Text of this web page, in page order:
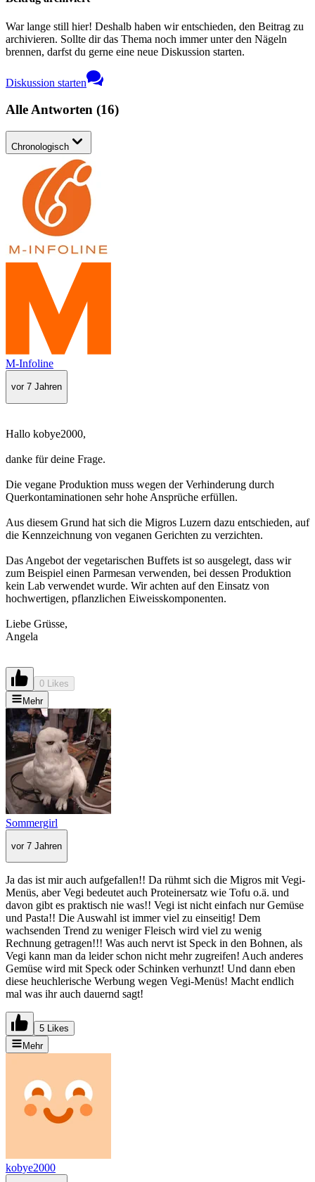
War lange still hier! Deshalb haben wir entschieden, den Beitrag zu
archivieren. Sollte dir das Thema noch immer unter den Nägeln
brennen, darfst du gerne eine neue Diskussion starten.
Diskussion starten
Alle Antworten (16)
Chronologisch
M-Infoline
vor 7 Jahren
Hallo kobye2000,
danke für deine Frage.
Die vegane Produktion muss wegen der Verhinderung durch
Querkontaminationen sehr hohe Ansprüche erfüllen.
Aus diesem Grund hat sich die Migros Luzern dazu entschieden, auf
die Kennzeichnung von veganen Gerichten zu verzichten.
Das Angebot der vegetarischen Buffets ist so ausgelegt, dass wir
zum Beispiel einen Parmesan verwenden, bei dessen Produktion
kein Lab verwendet wurde. Wir achten auf den Einsatz von
hochwertigen, pflanzlichen Eiweisskomponenten.
Liebe Grüsse,
Angela
0 Likes
Mehr
Sommergirl
vor 7 Jahren
Ja das ist mir auch aufgefallen!! Da rühmt sich die Migros mit Vegi-
Menüs, aber Vegi bedeutet auch Proteinersatz wie Tofu o.ä. und
davon gibt es praktisch nie was!! Vegi ist nicht einfach nur Gemüse
und Pasta!! Die Auswahl ist immer viel zu einseitig! Dem
wachsenden Trend zu weniger Fleisch wird viel zu wenig
Rechnung getragen!!! Was auch nervt ist Speck in den Bohnen, als
Vegi kann man da leider schon nicht mehr zugreifen! Auch anderes
Gemüse wird mit Speck oder Schinken verhunzt! Und dann eben
diese heuchlerische Werbung wegen Vegi-Menüs! Macht endlich
mal was ihr auch dauernd sagt!
5 Likes
Mehr
kobye2000